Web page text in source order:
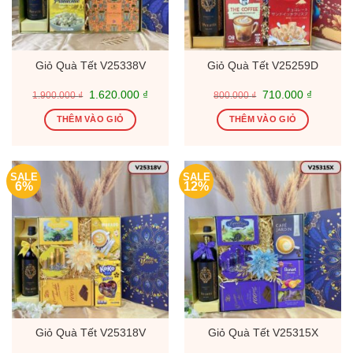
Giỏ Quà Tết V25338V
1.900.000₫
Giá
là:
1.900.000 ₫.
1.620.000 ₫Giá
THÊM VÀO GIỎ
Giỏ Quà Tết V25259D
800.000₫
Giá
là:
800.000 ₫.
710.000 ₫Giá
THÊM VÀO GIỎ
SALE
6%
Giỏ Quà Tết V25318V
SALE
12%
Giỏ Quà Tết V25315X